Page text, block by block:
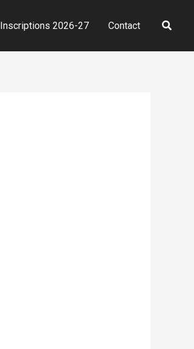
Inscriptions 2026-27 Contact